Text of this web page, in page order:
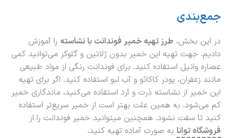
جمع‌بندی
در این بخش، طرز تهیه خمیر فوندانت با نشاسته را آموزش
دادیم. جهت تهیه این خمیر بدون ژلاتین و گلوکز می‌توانید کمی
عصاره وانیل استفاده کنید. برای فوندانت رنگی از مواد طبیعی
مانند زعفران، پودر کاکائو و آب لبو استفاده کنید. اگر برای تهیه
این خمیر از نشاسته ذرت و آرد استفاده می‌کنید، ماندگاری خمیر
کم می‌شود. به همین علت بهتر است از خمیر سریع‌تر استفاده
کنید تا سفت نشود. همچنین میتوانید خمیر فوندانت را از
فروشگاه توانا به صورت آماده تهیه کنید.